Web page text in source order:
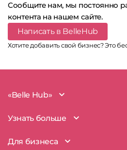
Сообщите нам, мы постоянно
контента на нашем сайте.
Написать в BelleHub
Хотите добавить свой бизнес? Это
«Belle Hub»
О проекте
Наша команда
Узнать больше
BelleHub для вас
Для бизнеса